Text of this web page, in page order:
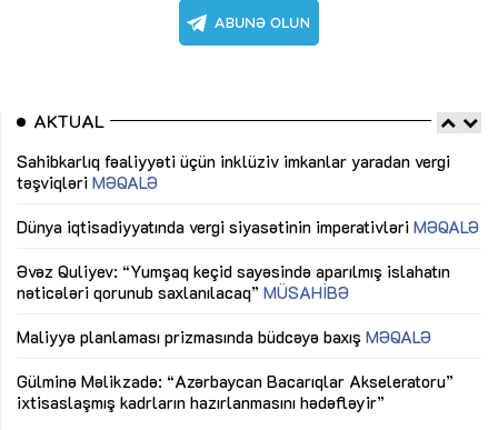
AKTUAL
Sahibkarlıq fəaliyyəti üçün inklüziv imkanlar yaradan vergi
təşviqləri MƏQALƏ
Dünya iqtisadiyyatında vergi siyasətinin imperativləri MƏQALƏ
Əvəz Quliyev: “Yumşaq keçid sayəsində aparılmış islahatın
nəticələri qorunub saxlanılacaq” MÜSAHİBƏ
Maliyyə planlaması prizmasında büdcəyə baxış MƏQALƏ
Gülminə Məlikzadə: “Azərbaycan Bacarıqlar Akseleratoru”
ixtisaslaşmış kadrların hazırlanmasını hədəfləyir”